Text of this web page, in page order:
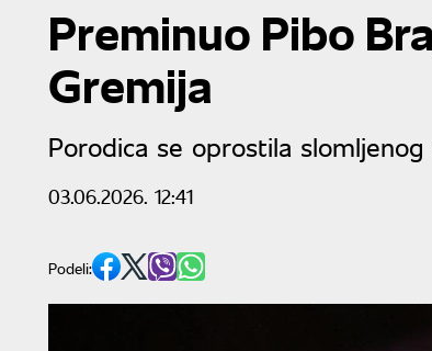
Preminuo Pibo
Gremija
Porodica se oprostila slomljenog
03.06.2026. 12:41
Podeli: